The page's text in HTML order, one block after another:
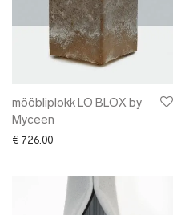
mööbliplokk LO BLOX by
Myceen
€ 726.00